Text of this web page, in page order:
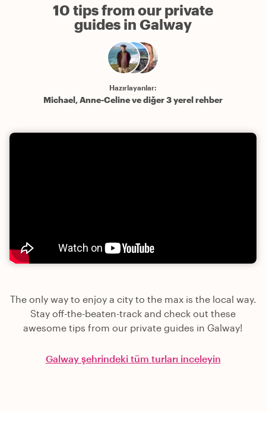
10 tips from our private
guides in Galway
Hazırlayanlar:
Michael, Anne-Celine ve diğer 3 yerel rehber
The only way to enjoy a city to the max is the local way.
Stay off-the-beaten-track and check out these
awesome tips from our private guides in Galway!
Galway şehrindeki tüm turları inceleyin